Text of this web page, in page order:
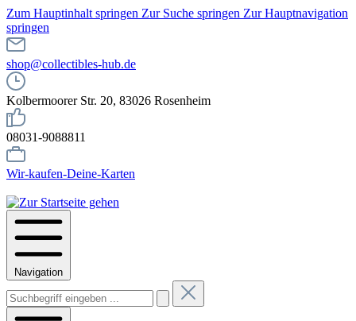
Zum Hauptinhalt springen Zur Suche springen Zur Hauptnavigation
springen
shop@collectibles-hub.de
Kolbermoorer Str. 20, 83026 Rosenheim
08031-9088811
Wir-kaufen-Deine-Karten
Navigation